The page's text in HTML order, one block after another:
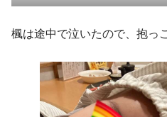
楓は途中で泣いたので、抱っ